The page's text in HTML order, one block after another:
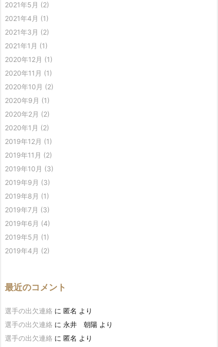
2021年5月 (2)
2021年4月 (1)
2021年3月 (2)
2021年1月 (1)
2020年12月 (1)
2020年11月 (1)
2020年10月 (2)
2020年9月 (1)
2020年2月 (2)
2020年1月 (2)
2019年12月 (1)
2019年11月 (2)
2019年10月 (3)
2019年9月 (3)
2019年8月 (1)
2019年7月 (3)
2019年6月 (4)
2019年5月 (1)
2019年4月 (2)
最近のコメント
選手の出欠連絡 に 匿名 より
選手の出欠連絡 に 永井 朝陽 より
選手の出欠連絡 に 匿名 より